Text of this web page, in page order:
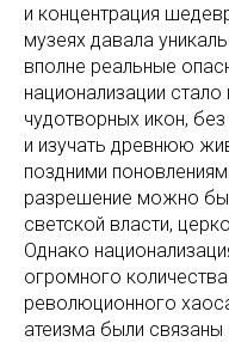
и концентрация
музеях давала
вполне реальные
национализации
чудотворных икон,
и изучать древнюю
поздними
разрешение можно
светской власти,
Однако
огромного
революционного
атеизма были